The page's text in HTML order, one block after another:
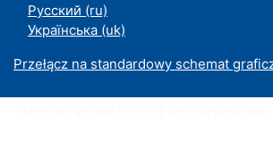
Русский ‎(ru)‎
Українська ‎(uk)‎
Przełącz na standardowy schemat